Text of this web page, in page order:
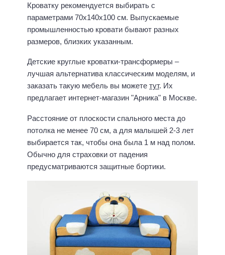
Кроватку рекомендуется выбирать с
параметрами 70х140х100 см. Выпускаемые
промышленностью кровати бывают разных
размеров, близких указанным.
Детские круглые кроватки-трансформеры –
лучшая альтернатива классическим моделям, и
заказать такую мебель вы можете тут. Их
предлагает интернет-магазин "Арника" в Москве.
Расстояние от плоскости спального места до
потолка не менее 70 см, а для малышей 2-3 лет
выбирается так, чтобы она была 1 м над полом.
Обычно для страховки от падения
предусматриваются защитные бортики.